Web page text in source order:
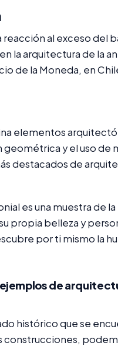
al exceso del
la arquitectura de la
de la Moneda, en
elementos
y el uso de
destacados de
es una muestra de
propia belleza y
por ti mismo la
de
histórico que se
construcciones,